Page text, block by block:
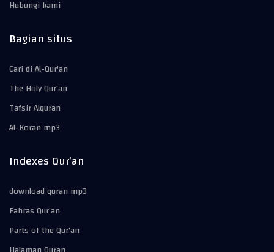
Hubungi kami
Bagian situs
Cari di Al-Qur'an
The Holy Qur’an
Tafsir Alquran
Al-Koran mp3
Indexes Qur’an
download quran mp3
Fahras Qur’an
Parts of the Qur’an